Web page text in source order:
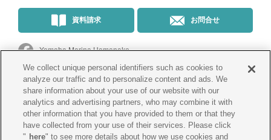
資料請求 お問合せ
Yamaha Marina Hamanako
マリーナ・イベント情報＠yamahamarinahamanako
釣果情報@yamahamarina_hamanako
We collect unique personal identifiers such as cookies to
analyze our traffic and to personalize content and ads. We
share information about your use of our website with our
analytics and advertising partners, who may combine it with
other information that you have provided to them or that they
have collected from your use of their services. Please click
" here" to see more details about how we use cookies and